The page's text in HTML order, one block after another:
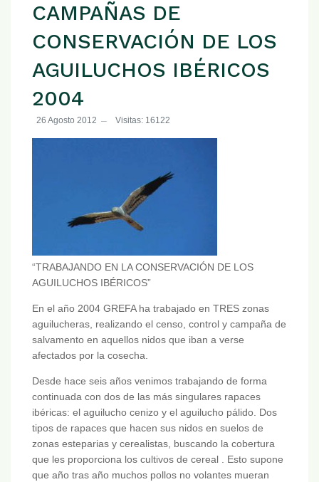
CAMPAÑAS DE
CONSERVACIÓN DE LOS
AGUILUCHOS IBÉRICOS
2004
26 Agosto 2012 Visitas: 16122
“TRABAJANDO EN LA CONSERVACIÓN DE LOS
AGUILUCHOS IBÉRICOS”
En el año 2004 GREFA ha trabajado en TRES zonas
aguilucheras, realizando el censo, control y campaña de
salvamento en aquellos nidos que iban a verse
afectados por la cosecha.
Desde hace seis años venimos trabajando de forma
continuada con dos de las más singulares rapaces
ibéricas: el aguilucho cenizo y el aguilucho pálido. Dos
tipos de rapaces que hacen sus nidos en suelos de
zonas esteparias y cerealistas, buscando la cobertura
que les proporciona los cultivos de cereal . Esto supone
que año tras año muchos pollos no volantes mueran